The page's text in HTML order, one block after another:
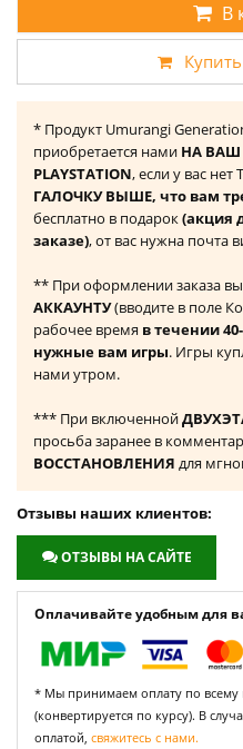
В
* Продукт Umurangi
приобретается нами НА ВАШ
PLAYSTATION, если у вас нет
ГАЛОЧКУ ВЫШЕ, что вам
бесплатно в подарок(акция
заказе), от вас нужна почта
** При оформлении заказа
АККАУНТУ(вводите в поле
рабочее время в течении
нужные вам игры. Игры
нами утром.
*** При включенной
просьба заранее в
ВОССТАНОВЛЕНИЯ для
Отзывы наших клиентов:
ОТЗЫВЫ НА САЙТЕ
Оплачивайте удобным для
* Мы принимаем оплату по всему
(конвертируется по курсу). В
оплатой, свяжитесь с нами.